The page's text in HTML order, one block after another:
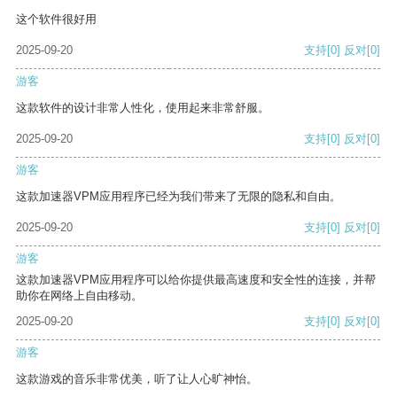
这个软件很好用
2025-09-20 支持[0] 反对[0]
游客
这款软件的设计非常人性化，使用起来非常舒服。
2025-09-20 支持[0] 反对[0]
游客
这款加速器VPM应用程序已经为我们带来了无限的隐私和自由。
2025-09-20 支持[0] 反对[0]
游客
这款加速器VPM应用程序可以给你提供最高速度和安全性的连接，并帮
助你在网络上自由移动。
2025-09-20
支持[0] 反对[0]
游客
这款游戏的音乐非常优美，听了让人心旷神怡。